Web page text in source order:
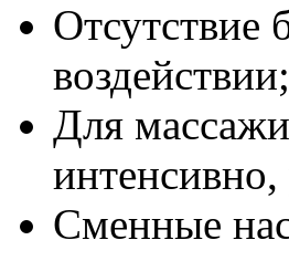
Отсутствие
воздействии;
Для
интенсивно,
Сменные